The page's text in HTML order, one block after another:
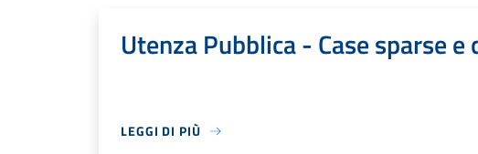
Utenza Pubblica - Case sparse e
LEGGI DI PIÙ